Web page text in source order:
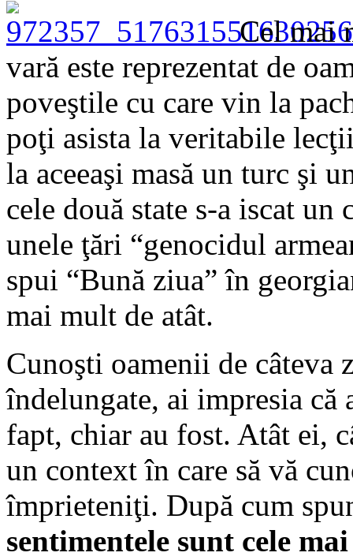
Cel mai
vară este reprezentat de
poveştile cu care vin la
poţi asista la veritabile
la aceeaşi masă un turc şi
cele două state s-a iscat
unele ţări “genocidul
spui “Bună ziua” în
mai mult de atât.
Cunoşti oamenii de câteva
îndelungate, ai impresia că
fapt, chiar au fost. Atât ei,
un context în care să vă
împrieteniţi. După cum
sentimentele sunt cele